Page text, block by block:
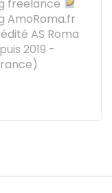
freelance
AmoRoma.fr
AS Roma
2019 -